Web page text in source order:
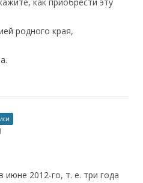
родного края,
июне 2012-го, т. е. три года